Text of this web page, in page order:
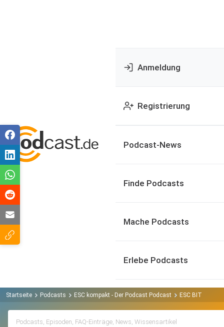
Anmeldung
Registrierung
Podcast-News
Finde Podcasts
Mache Podcasts
Erlebe Podcasts
Startseite Podcasts ESC kompakt - Der Podcast Podcast ESC BITE #3: